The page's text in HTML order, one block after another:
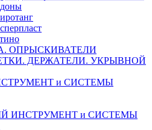
ОПРЫСКИВАТЕЛИ
ДЕРЖАТЕЛИ. УКРЫВНОЙ
и СИСТЕМЫ
ИНСТРУМЕНТ и СИСТЕМЫ